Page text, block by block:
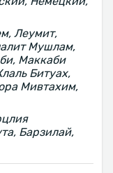
Леумит,
Мушлам,
Маккаби
Битуах,
Мивтахим,
Барзилай,